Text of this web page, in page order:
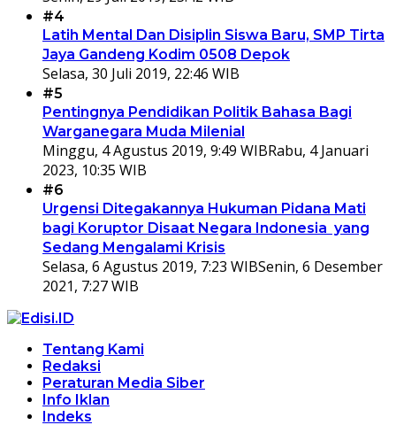
#4
Latih Mental Dan Disiplin Siswa Baru, SMP Tirta
Jaya Gandeng Kodim 0508 Depok
Selasa, 30 Juli 2019, 22:46 WIB
#5
Pentingnya Pendidikan Politik Bahasa Bagi
Warganegara Muda Milenial
Minggu, 4 Agustus 2019, 9:49 WIBRabu, 4 Januari
2023, 10:35 WIB
#6
Urgensi Ditegakannya Hukuman Pidana Mati
bagi Koruptor Disaat Negara Indonesia yang
Sedang Mengalami Krisis
Selasa, 6 Agustus 2019, 7:23 WIBSenin, 6 Desember
2021, 7:27 WIB
Tentang Kami
Redaksi
Peraturan Media Siber
Info Iklan
Indeks